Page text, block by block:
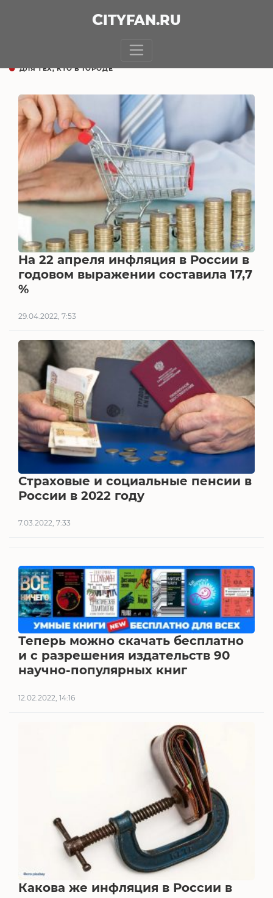
CITYFAN.RU
ДЛЯ ТЕХ, КТО В ГОРОДЕ
На 22 апреля инфляция в России в
годовом выражении составила 17,7
%
29.04.2022, 7:53
Страховые и социальные пенсии в
России в 2022 году
7.03.2022, 7:33
Теперь можно скачать бесплатно
и с разрешения издательств 90
научно-популярных книг
12.02.2022, 14:16
Какова же инфляция в России в